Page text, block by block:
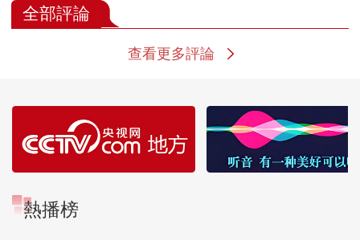
全部評論
查看更多評論
熱播榜